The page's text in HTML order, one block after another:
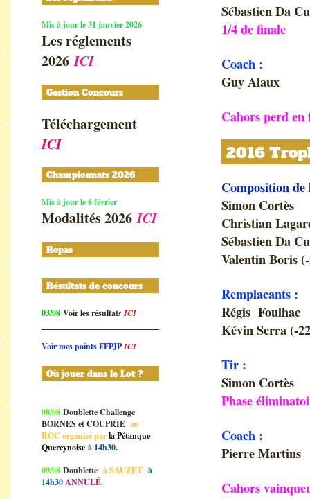
Mis à jour le 31 janvier 2026
Les réglements
2026ICI
Gestion Concours
Téléchargement
ICI
Championnats 2026
Mis à jour le 8 février
Modalités 2026ICI
Repas
Résultats de concours
03/08 Voir les résultats ICI
Voir mes points FFPJPICI
Où jouer dans le Lot ?
08/08 Doublette Challenge
BORNES et COUPRIE au
ROC organisé parla Pétanque
Quercynoise à 14h30.
09/08 Doublette à SAUZET à
14h30ANNULÉ.
Sébastien Da
1/4 de finale
Coach :
Guy Alaux
Cahors perd
2016
Composition
Simon Cortès
Christian
Sébastien Da
Valentin Boris
Remplacants :
Régis Foulhac
Kévin Serra (-
Tir :
Simon Cortès
Phase
Coach :
Pierre Martins
Cahors